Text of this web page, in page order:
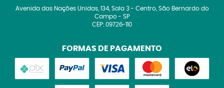
Avenida das Nações Unidas, 134, Sala 3- Centro, São Bernardo do
Campo- SP
CEP: 09726-110
FORMAS DE PAGAMENTO